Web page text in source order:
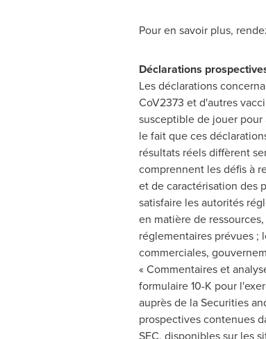
Pour en savoir plus,
Déclarations
Les déclarations
CoV2373 et d'autres
susceptible de jouer pour
le fait que ces
résultats réels diffèrent
comprennent les défis à
et de caractérisation des
satisfaire les autorités
en matière de
réglementaires prévues ;
commerciales,
« Commentaires et
formulaire 10-K pour
auprès de la Securities
prospectives contenues